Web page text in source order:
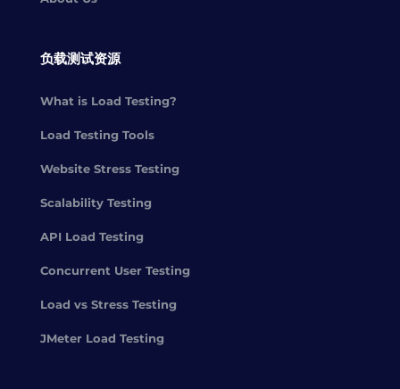
负载测试资源
What is Load Testing?
Load Testing Tools
Website Stress Testing
Scalability Testing
API Load Testing
Concurrent User Testing
Load vs Stress Testing
JMeter Load Testing